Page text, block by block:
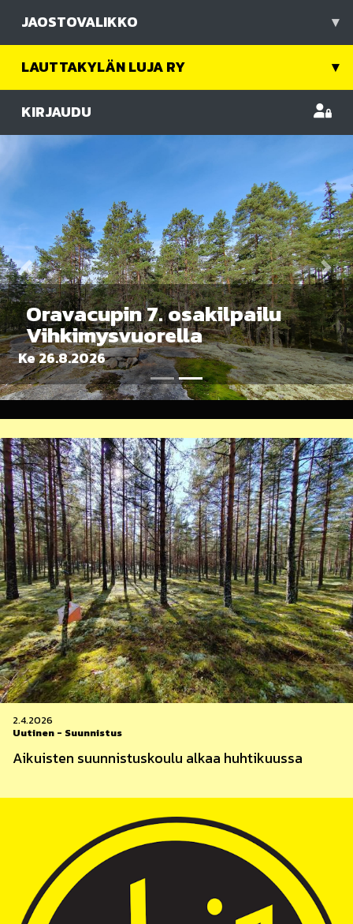
JAOSTOVALIKKO ▾
LAUTTAKYLÄN LUJA RY ▾
KIRJAUDU
Oravacupin 7. osakilpailu
Vihkimysvuorella
Ke 26.8.2026
Previous
2.4.2026
Uutinen - Suunnistus
Aikuisten suunnistuskoulu alkaa huhtikuussa